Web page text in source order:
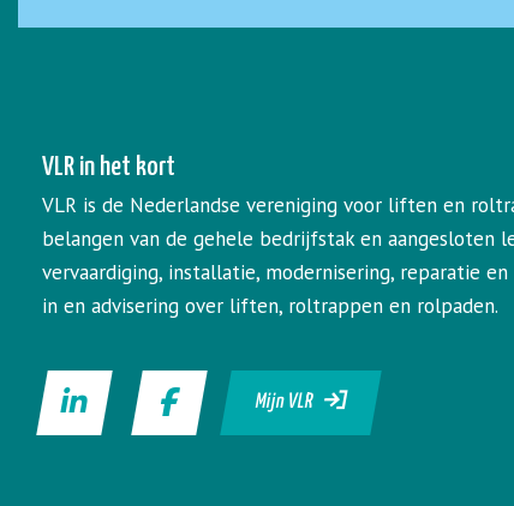
VLR in het kort
VLR is de Nederlandse vereniging voor liften en
belangen van de gehele bedrijfstak en aangesloten
vervaardiging, installatie, modernisering, reparatie
in en advisering over liften, roltrappen en rolpaden.
Mijn VLR